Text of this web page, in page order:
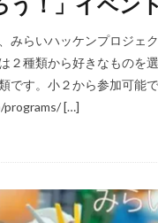
らいハッケンプロジェ
２種類から好きなものを
です。小２から参加可
programs/ […]